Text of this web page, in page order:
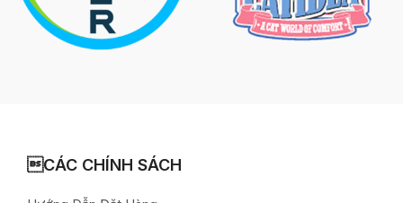
CÁC CHÍNH SÁCH